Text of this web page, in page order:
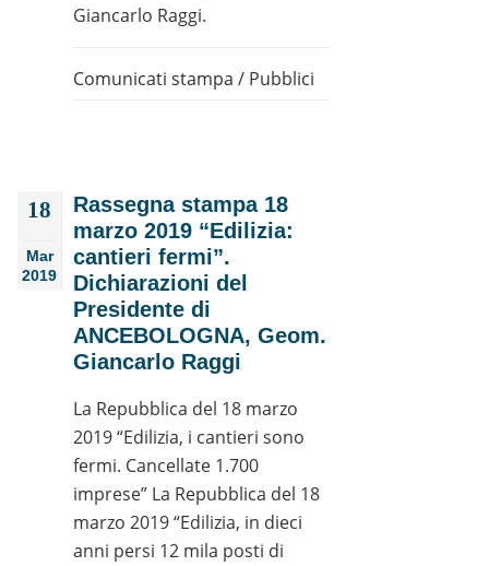
Giancarlo Raggi.
Comunicati stampa / Pubblici
18
Mar
2019
Rassegna stampa 18
marzo 2019 “Edilizia:
cantieri fermi”.
Dichiarazioni del
Presidente di
ANCEBOLOGNA, Geom.
Giancarlo Raggi
La Repubblica del 18 marzo
2019 “Edilizia, i cantieri sono
fermi. Cancellate 1.700
imprese” La Repubblica del 18
marzo 2019 “Edilizia, in dieci
anni persi 12 mila posti di